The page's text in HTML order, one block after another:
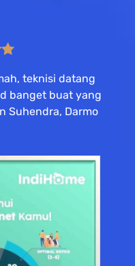
teknisi datang
banget buat yang
Suhendra, Darmo